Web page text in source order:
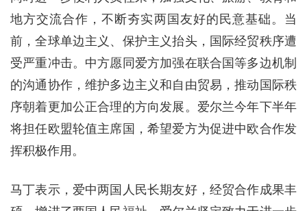
地方交流合作，不断夯实两国友好的民意基础。当
前，全球单边主义、保护主义抬头，国际经贸秩序遭
受严重冲击。中方愿同爱方加强在联合国等多边机制
的沟通协作，维护多边主义和自由贸易，推动国际秩
序朝着更加公正合理的方向发展。爱尔兰今年下半年
将担任欧盟轮值主席国，希望爱方为促进中欧合作发
挥积极作用。
马丁表示，爱中两国人民长期友好，经贸合作成果丰